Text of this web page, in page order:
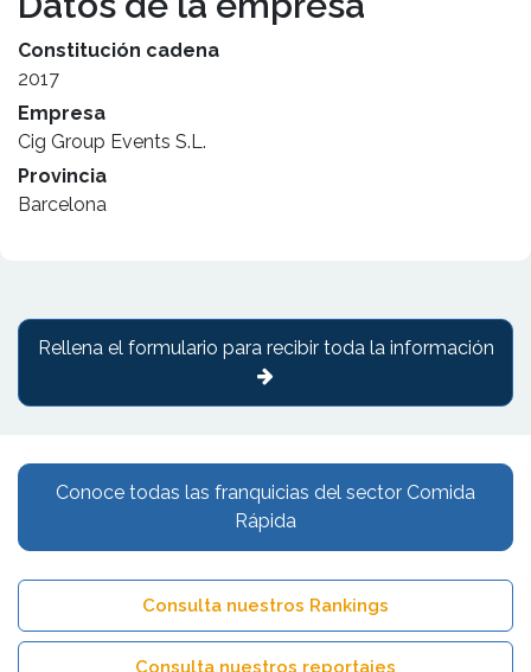
Constitución cadena
2017
Empresa
Cig Group Events S.L.
Provincia
Barcelona
Conoce todas las franquicias del sector Comida
Rápida
Consulta nuestros Rankings
Consulta nuestros reportajes